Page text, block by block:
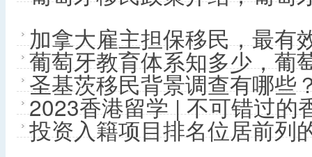
加拿大雇主担保移民，最有
葡萄牙教育体系知多少，葡
圣基茨移民背景调查有哪些
2023香港留学 | 不可错过的
投资入籍项目排名位居前列